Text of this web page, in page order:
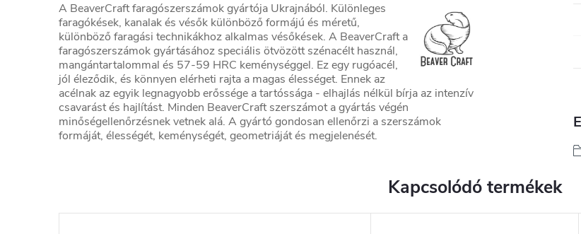
A BeaverCraft faragószerszámok gyártója Ukrajnából. Különleges
faragókések, kanalak és vésők különböző formájú és méretű,
különböző faragási technikákhoz alkalmas vésőkések. A BeaverCraft a
faragószerszámok gyártásához speciális ötvözött szénacélt használ,
mangántartalommal és 57-59 HRC keménységgel. Ez egy rugóacél,
jól éleződik, és könnyen elérheti rajta a magas élességet. Ennek az
acélnak az egyik legnagyobb erőssége a tartóssága - elhajlás nélkül bírja az intenzív
csavarást és hajlítást. Minden BeaverCraft szerszámot a gyártás végén
minőségellenőrzésnek vetnek alá. A gyártó gondosan ellenőrzi a szerszámok
formáját, élességét, keménységét, geometriáját és megjelenését.
Kapcsolódó termékek